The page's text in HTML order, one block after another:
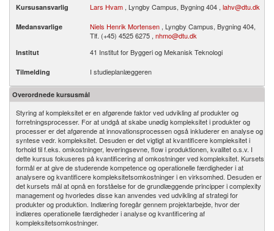
Kursusansvarlig Lars Hvam , Lyngby Campus, Bygning 404 , lahv@dtu.dk
Medansvarlige Niels Henrik Mortensen , Lyngby Campus, Bygning 404,
Tlf. (+45) 4525 6275 , nhmo@dtu.dk
Institut 41 Institut for Byggeri og Mekanisk Teknologi
Tilmelding I studieplanlæggeren
Overordnede kursusmål
Styring af kompleksitet er en afgørende faktor ved udvikling af produkter og
forretningsprocesser. For at undgå at skabe unødig kompleksitet i produkter og
processer er det afgørende at innovationsprocessen også inkluderer en analyse og
syntese vedr. kompleksitet. Desuden er det vigtigt at kvantificere kompleksitet i
forhold til f.eks. omkostninger, leveringsevne, flow i produktionen, kvalitet o.s.v. I
dette kursus fokuseres på kvantificering af omkostninger ved kompleksitet. Kursets
formål er at give de studerende kompetence og operationelle færdigheder i at
analysere og kvantificere kompleksitetsomkostninger i en virksomhed. Desuden er
det kursets mål at opnå en forståelse for de grundlæggende principper i complexity
management og hvorledes disse kan anvendes ved udvikling af strategi for
produkter og produktion. Indlæring foregår gennem projektarbejde, hvor der
indlæres operationelle færdigheder i analyse og kvantificering af
kompleksitetsomkostninger.